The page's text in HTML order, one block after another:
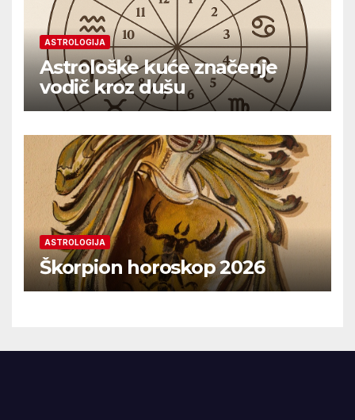
ASTROLOGIJA
Astrološke kuće značenje
vodič kroz dušu
ASTROLOGIJA
Škorpion horoskop 2026